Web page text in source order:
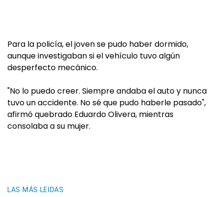
Para la policía, el joven se pudo haber dormido,
aunque investigaban si el vehículo tuvo algún
desperfecto mecánico.
"No lo puedo creer. Siempre andaba el auto y nunca
tuvo un accidente. No sé que pudo haberle pasado",
afirmó quebrado Eduardo Olivera, mientras
consolaba a su mujer.
LAS MÁS LEIDAS